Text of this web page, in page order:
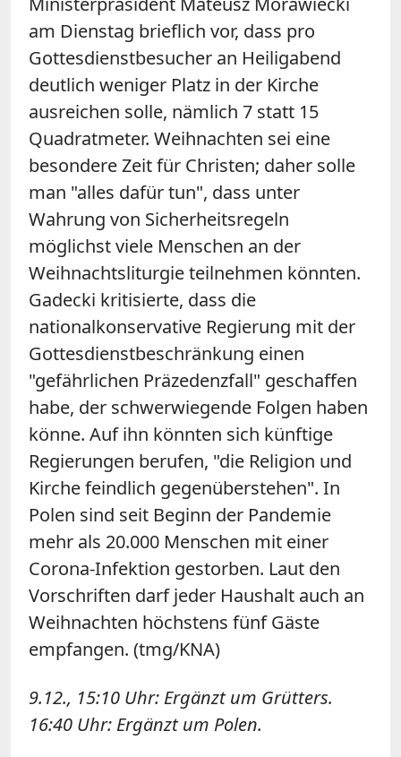
am Dienstag brieflich vor, dass pro
Gottesdienstbesucher an Heiligabend
deutlich weniger Platz in der Kirche
ausreichen solle, nämlich 7 statt 15
Quadratmeter. Weihnachten sei eine
besondere Zeit für Christen; daher solle
man "alles dafür tun", dass unter
Wahrung von Sicherheitsregeln
möglichst viele Menschen an der
Weihnachtsliturgie teilnehmen könnten.
Gadecki kritisierte, dass die
nationalkonservative Regierung mit der
Gottesdienstbeschränkung einen
"gefährlichen Präzedenzfall" geschaffen
habe, der schwerwiegende Folgen haben
könne. Auf ihn könnten sich künftige
Regierungen berufen, "die Religion und
Kirche feindlich gegenüberstehen". In
Polen sind seit Beginn der Pandemie
mehr als 20.000 Menschen mit einer
Corona-Infektion gestorben. Laut den
Vorschriften darf jeder Haushalt auch an
Weihnachten höchstens fünf Gäste
empfangen. (tmg/KNA)
9.12., 15:10 Uhr: Ergänzt um Grütters.
16:40 Uhr: Ergänzt um Polen.